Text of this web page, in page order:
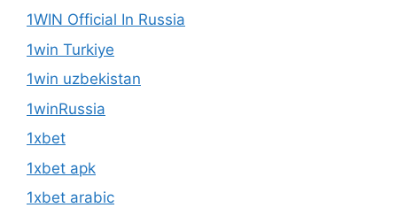
1WIN Official In Russia
1win Turkiye
1win uzbekistan
1winRussia
1xbet
1xbet apk
1xbet arabic